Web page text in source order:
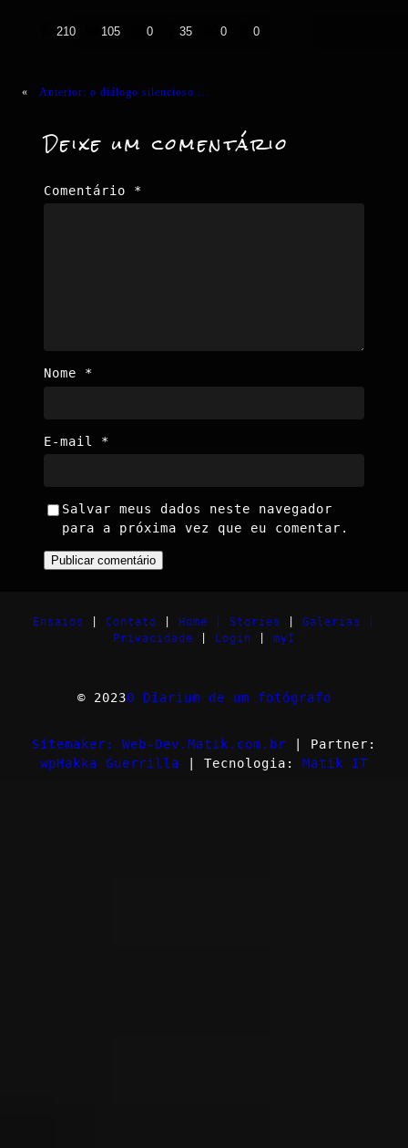
210 105 0 35 0 0
« Anterior: o diálogo silencioso …
Deixe um comentário
Comentário *
Nome *
E-mail *
Salvar meus dados neste navegador
para a próxima vez que eu comentar.
Ensaios Contato Home | Stories
Galerias |
Privacidade
Login myI
© 2023O Diarium de um fotógrafo
Sitemaker: Web-Dev.Matik.com.br | Partner:
wpHakka Guerrilla | Tecnologia: Matik IT